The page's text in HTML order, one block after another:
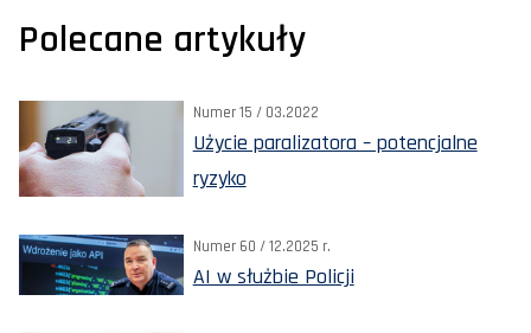
Polecane artykuły
Numer 15 / 03.2022
Użycie paralizatora – potencjalne
ryzyko
Numer 60 / 12.2025 r.
AI w służbie Policji